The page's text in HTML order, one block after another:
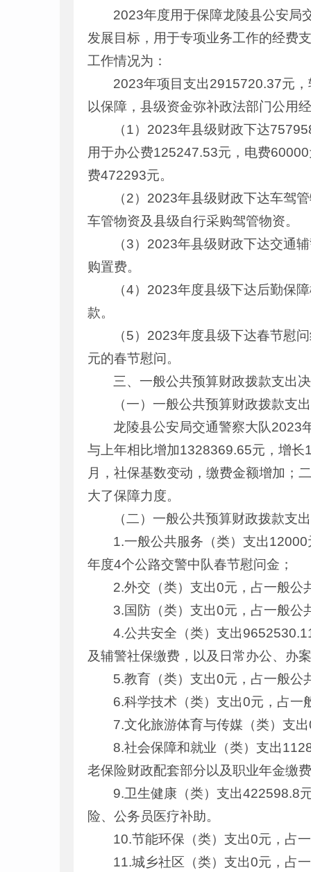
2023年度用于保障龙陵县公安局
发展目标，用于专项业务工作的经费
工作情况为：
2023年项目支出2915720.37元
以保障，县级资金弥补政法部门公用
（1）2023年县级财政下达
用于办公费125247.53元，电费
费472293元。
（2）2023年县级财政下达车驾
车管物资及县级自行采购驾管物资。
（3）2023年县级财政下达交通
购置费。
（4）2023年度县级下达后勤保
款。
（5）2023年度县级下达春节慰
元的春节慰问。
三、一般公共预算财政拨款支出
（一）一般公共预算财政拨款支
龙陵县公安局交通警察大队2023
与上年相比增加1328369.65元，增
月，社保基数变动，缴费金额增加；
大了保障力度。
（二）一般公共预算财政拨款支
1.一般公共服务（类）支出
年度4个公路交警中队春节慰问金；
2.外交（类）支出0元，占一般公
3.国防（类）支出0元，占一般公
4.公共安全（类）支出
及辅警社保缴费，以及日常办公、办
5.教育（类）支出0元，占一般公
6.科学技术（类）支出0元，占一
7.文化旅游体育与传媒（类）支
8.社会保障和就业（类）支出
老保险财政配套部分以及职业年金缴
9.卫生健康（类）支出422598.8
险、公务员医疗补助。
10.节能环保（类）支出0元，占
11.城乡社区（类）支出0元，占